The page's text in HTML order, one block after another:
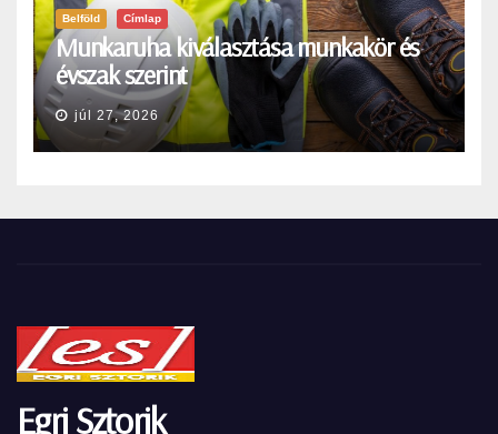
Belföld Címlap
Munkaruha kiválasztása munkakör és
évszak szerint
júl 27, 2026
Egri Sztorik